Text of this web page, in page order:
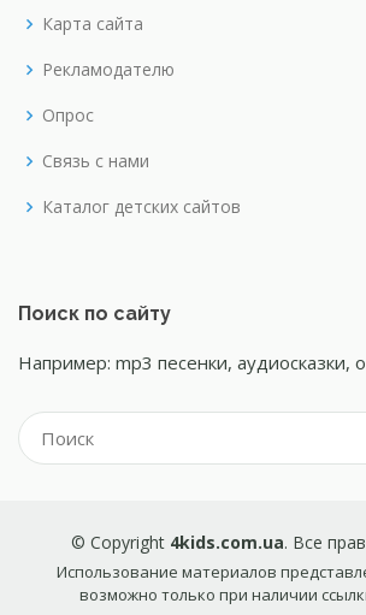
Карта сайта
Рекламодателю
Опрос
Связь с нами
Каталог детских сайтов
Поиск по сайту
Например: mp3 песенки, аудиосказки,
© Copyright 4kids.com.ua. Все
Использование материалов
возможно только при наличии